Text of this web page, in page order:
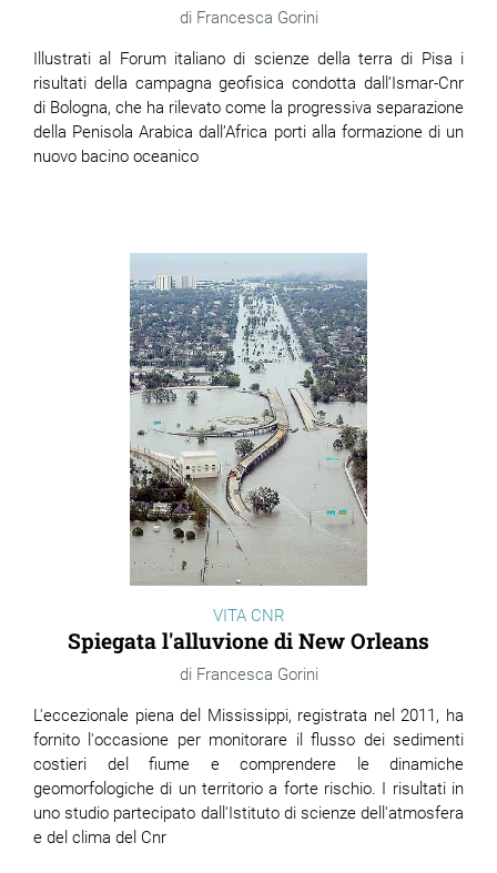
Francesca Gorini
Illustrati al Forum italiano di scienze della terra di Pisa i
risultati della campagna geofisica condotta dall’Ismar-Cnr
di Bologna, che ha rilevato come la progressiva separazione
della Penisola Arabica dall’Africa porti alla formazione di un
nuovo bacino oceanico
VITA CNR
Spiegata l'alluvione di New Orleans
Francesca Gorini
L'eccezionale piena del Mississippi, registrata nel 2011, ha
fornito l'occasione per monitorare il flusso dei sedimenti
costieri del fiume e comprendere le dinamiche
geomorfologiche di un territorio a forte rischio. I risultati in
uno studio partecipato dall'Istituto di scienze dell'atmosfera
e del clima del Cnr